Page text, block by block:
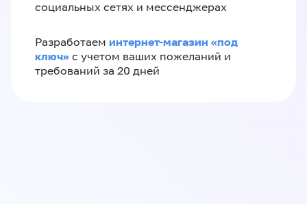
социальных сетях и мессенджерах
Разработаем интернет-магазин «‎под
ключ»‎ с учетом ваших пожеланий и
требований за 20 дней